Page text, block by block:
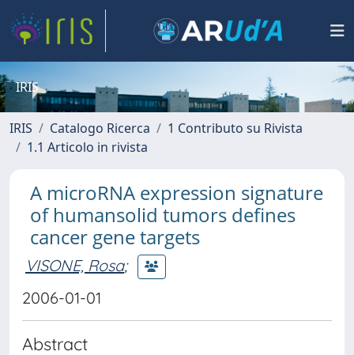
IRIS
IRIS Catalogo Ricerca
1 Contributo su Rivista
1.1 Articolo in rivista
A microRNA expression signature
of humansolid tumors defines
cancer gene targets
VISONE, Rosa;
2006-01-01
Abstract